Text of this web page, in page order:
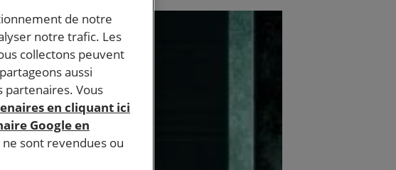
de notre
notre trafic. Les
collectons peuvent
aussi
partenaires. Vous
en cliquant ici
Google en
ne sont revendues ou